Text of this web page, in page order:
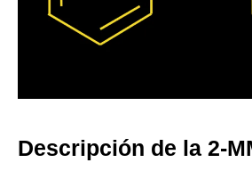
Descripción de la 2-